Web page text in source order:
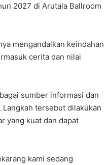
2027 di Arutala Ballroom
mengandalkan keindahan
cerita dan nilai
sumber informasi dan
tersebut dilakukan
yang kuat dan dapat
kami sedang